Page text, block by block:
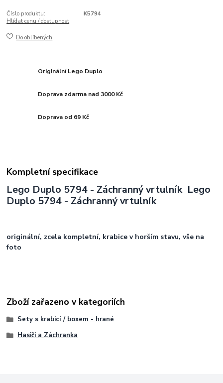
Číslo produktu:
K5794
Hlídat cenu / dostupnost
Do oblíbených
Originální Lego Duplo
Doprava zdarma nad 3000 Kč
Doprava od 69 Kč
Kompletní specifikace
Lego Duplo 5794 - Záchranný vrtulník Lego
Duplo 5794 - Záchranný vrtulník
originální, zcela kompletní, krabice v horším stavu, vše na
foto
Zboží zařazeno v kategoriích
Sety s krabicí / boxem - hrané
Hasiči a Záchranka